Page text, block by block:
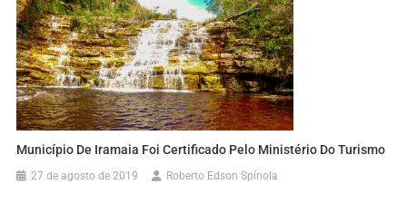
Município De Iramaia Foi Certificado Pelo Ministério Do Turismo
27 de agosto de 2019 Roberto Edson Spínola